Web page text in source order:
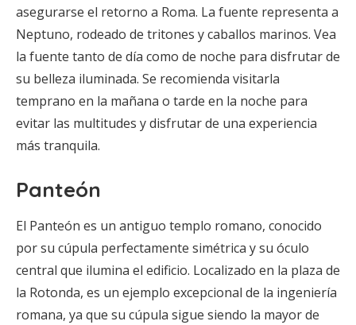
asegurarse el retorno a Roma. La fuente representa a
Neptuno, rodeado de tritones y caballos marinos. Vea
la fuente tanto de día como de noche para disfrutar de
su belleza iluminada. Se recomienda visitarla
temprano en la mañana o tarde en la noche para
evitar las multitudes y disfrutar de una experiencia
más tranquila.
Panteón
El Panteón es un antiguo templo romano, conocido
por su cúpula perfectamente simétrica y su óculo
central que ilumina el edificio. Localizado en la plaza de
la Rotonda, es un ejemplo excepcional de la ingeniería
romana, ya que su cúpula sigue siendo la mayor de